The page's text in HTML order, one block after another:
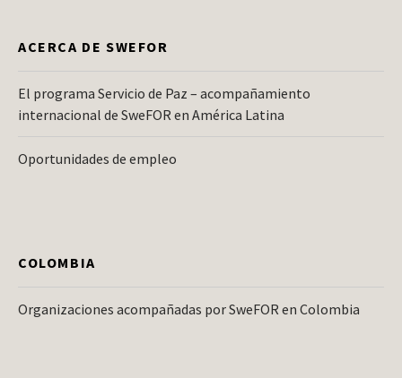
ACERCA DE SWEFOR
El programa Servicio de Paz – acompañamiento
internacional de SweFOR en América Latina
Oportunidades de empleo
COLOMBIA
Organizaciones acompañadas por SweFOR en Colombia